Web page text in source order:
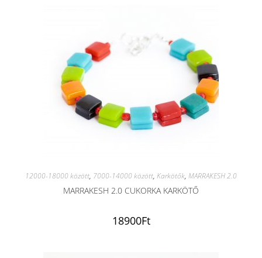
12000-18000 között, 7000-14000 között, Karkötők, MARRAKESH 2.0
MARRAKESH 2.0 CUKORKA KARKÖTŐ
18900Ft